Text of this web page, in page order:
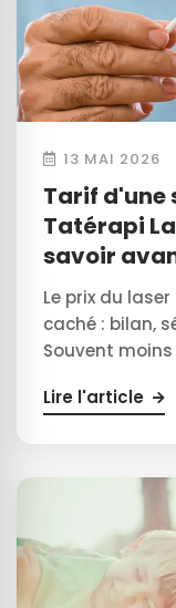
13 MAI 2026
Tarif d'une
Tatérapi
savoir
Le prix du
caché : bilan,
Souvent
Lire l'article